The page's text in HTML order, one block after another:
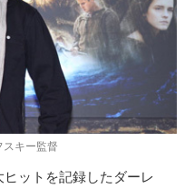
スキー監督
ヒットを記録したダーレ